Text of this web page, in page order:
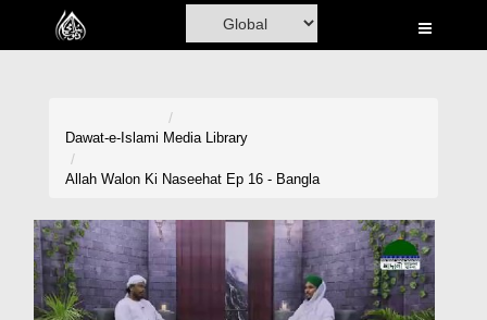
Home
Volunteer Portal
Rohani Ilaj
Dawat-e-Islami Media Library
Allah Walon Ki Naseehat Ep 16 - Bangla